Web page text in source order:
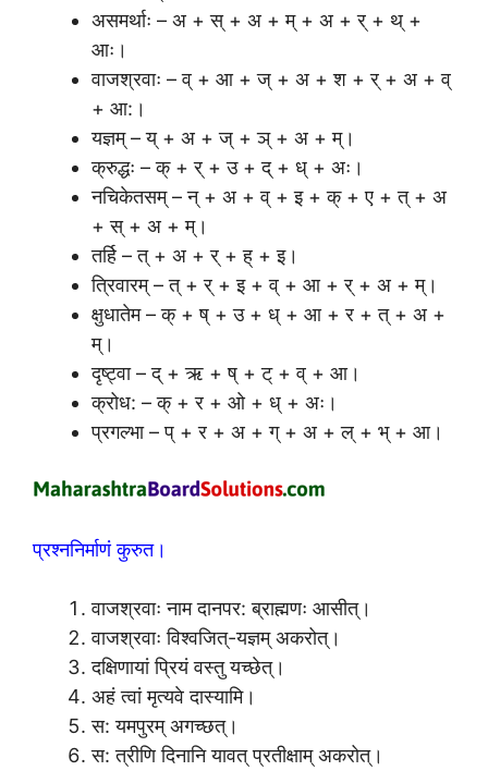
असमर्थाः – अ + स् + अ + म् + अ + र् + थ् +
आः।
वाजश्रवाः – व् + आ + ज् + अ + श + र् + अ + व्
+ आ:।
यज्ञम् – य् + अ + ज् + ञ् + अ + म्।
क्रुद्धः – क् + र् + उ + द् + ध् + अः।
नचिकेतसम् – न् + अ + व् + इ + क् + ए + त् + अ
+ स् + अ + म्।
तर्हि – त् + अ + र् + ह् + इ।
त्रिवारम् – त् + र् + इ + व् + आ + र् + अ + म्।
क्षुधातेम – क् + ष् + उ + ध् + आ + र + त् + अ +
म्।
दृष्ट्वा – द् + ऋ + ष् + ट् + व् + आ।
क्रोध: – क् + र + ओ + ध् + अः।
प्रगल्भा – प् + र + अ + ग् + अ + ल् + भ् + आ।
प्रश्ननिर्माणं कुरुत।
वाजश्रवाः नाम दानपर: ब्राह्मणः आसीत्।
वाजश्रवाः विश्वजित्-यज्ञम् अकरोत्।
दक्षिणायां प्रियं वस्तु यच्छेत्।
अहं त्वां मृत्यवे दास्यामि।
स: यमपुरम् अगच्छत्।
स: त्रीणि दिनानि यावत् प्रतीक्षाम् अकरोत्।